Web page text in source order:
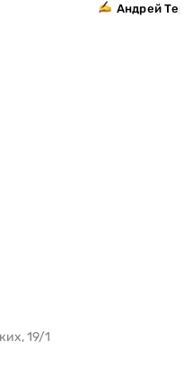
Андрей
19/1